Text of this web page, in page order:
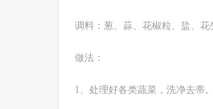
调料：葱、蒜、花椒粒、盐、花
做法：
1、处理好各类蔬菜，洗净去蒂